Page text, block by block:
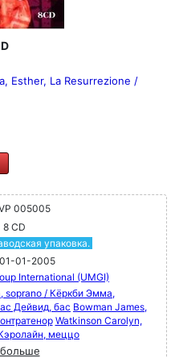
Esther, La Resurrezione /
005005
8 CD
упаковка.
01-01-2005
International (UMGI)
soprano / Кёркби Эмма,
Дейвид, бас Bowman James,
Watkinson Carolyn,
меццо
больше